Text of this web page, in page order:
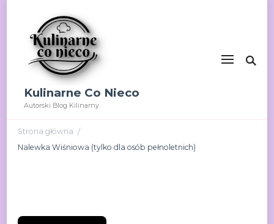
Kulinarne Co Nieco
Autorski Blog Kilinarny
Strona główna /
Nalewka Wiśniowa (tylko dla osób pełnoletnich)